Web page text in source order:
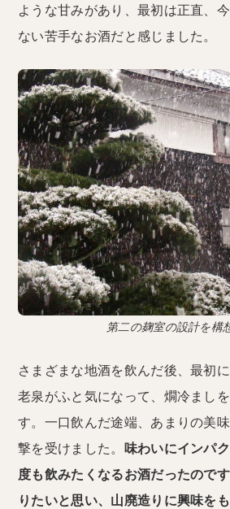
ような甘みがあり、最初は正直、
ない苦手なお酒だと感じました。
第二の麹室の設計を構
さまざまな地酒を飲んだ後、最初
老泉がふと気になって、燗冷まし
す。一口飲んだ途端、あまりの美
撃を受けました。 味わいにインパ
度も飲みたくなるお酒だったので
りたいと思い、山廃造りに興味を